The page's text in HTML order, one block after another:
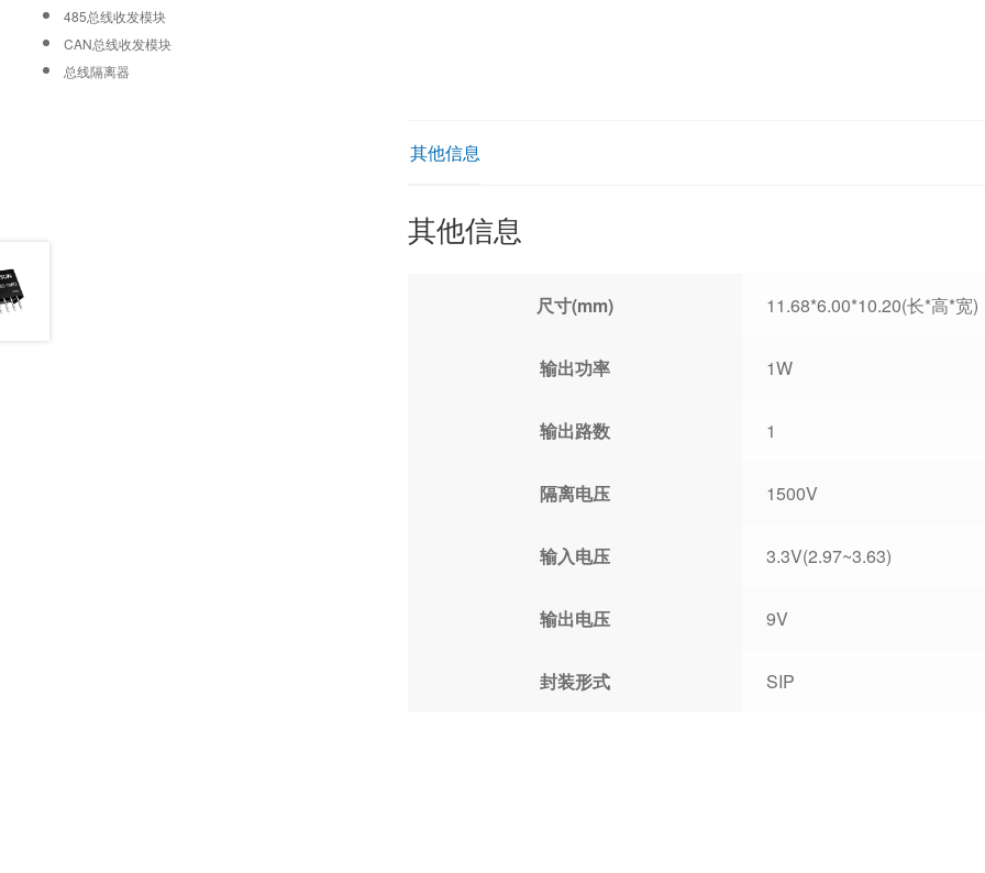
其他信息
其他信息
尺寸(mm) 11.68*6.00*10.20(长*高*宽)
输出功率 1W
输出路数 1
隔离电压 1500V
输入电压 3.3V(2.97~3.63)
输出电压 9V
封装形式 SIP
485总线收发模块
CAN总线收发模块
总线隔离器